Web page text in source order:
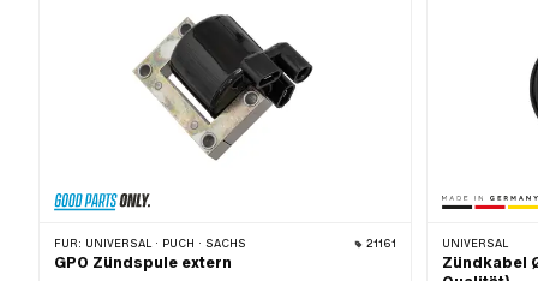
FÜR: UNIVERSAL · PUCH · SACHS 21161
GPO Zündspule extern
UNIVERSAL
Zündkabel